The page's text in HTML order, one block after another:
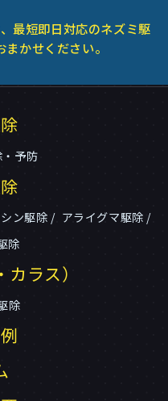
最短即日対応のネズミ駆
かせください。
予防
ン駆除
アライグマ駆除
除
ラス）
除